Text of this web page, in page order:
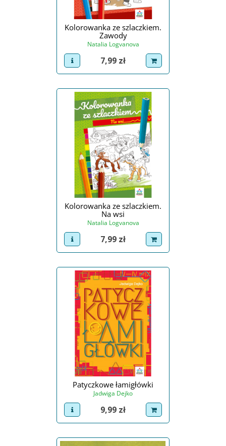
Kolorowanka ze szlaczkiem.
Zawody
Natalia Logvanova
view product
Cena
7,99 zł dodaj do koszyka
Kolorowanka ze szlaczkiem.
Na wsi
Natalia Logvanova
view product
Cena
7,99 zł dodaj do koszyka
Patyczkowe łamigłówki
Jadwiga Dejko
view product
Cena
9,99 zł dodaj do koszyka